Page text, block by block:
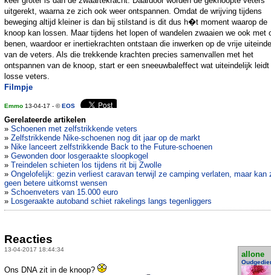
uitgerekt, waarna ze zich ook weer ontspannen. Omdat de wrijving tijdens
beweging altijd kleiner is dan bij stilstand is dit dus h�t moment waarop de
knoop kan lossen. Maar tijdens het lopen of wandelen zwaaien we ook met
benen, waardoor er inertiekrachten ontstaan die inwerken op de vrije
van de veters. Als die trekkende krachten precies samenvallen met het
ontspannen van de knoop, start er een sneeuwbaleffect wat uiteindelijk
losse veters.
Filmpje
Emmo 13-04-17 - ©EOS
Gerelateerde artikelen
» Schoenen met zelfstrikkende veters
» Zelfstrikkende Nike-schoenen nog dit jaar op de markt
» Nike lanceert zelfstrikkende Back to the Future-schoenen
» Gewonden door losgeraakte sloopkogel
» Treindelen schieten los tijdens rit bij Zwolle
» Ongelofelijk: gezin verliest caravan terwijl ze camping verlaten, maar kan
geen betere uitkomst wensen
» Schoenveters van 15.000 euro
» Losgeraakte autoband schiet rakelings langs tegenliggers
Reacties
13-04-2017 18:44:34
allone
Ons DNA zit in de knoop?